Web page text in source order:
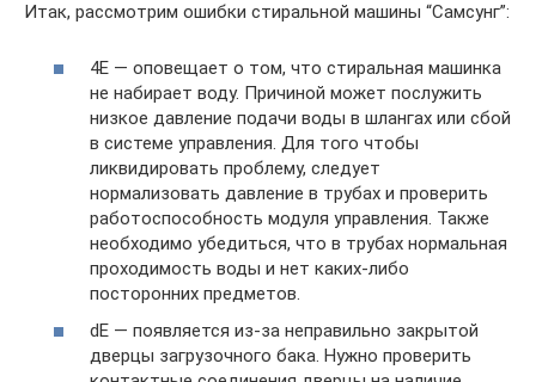
Итак, рассмотрим ошибки стиральной машины “Самсунг”:
4E — оповещает о том, что стиральная машинка
не набирает воду. Причиной может послужить
низкое давление подачи воды в шлангах или сбой
в системе управления. Для того чтобы
ликвидировать проблему, следует
нормализовать давление в трубах и проверить
работоспособность модуля управления. Также
необходимо убедиться, что в трубах нормальная
проходимость воды и нет каких-либо
посторонних предметов.
dE — появляется из-за неправильно закрытой
дверцы загрузочного бака. Нужно проверить